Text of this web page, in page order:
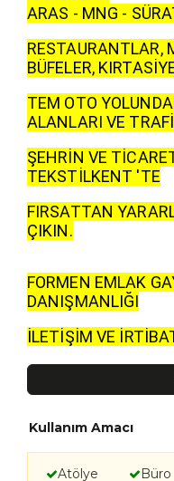
ARAS - MNG -
RESTAURANTLAR,
BÜFELER,
TEM OTO
ALANLARI VE
ŞEHRİN VE
TEKSTİLKENT 'TE
FIRSATTAN
ÇIKIN.
FORMEN EMLAK
DANIŞMANLIĞI
İLETİŞİM VE
Kullanım Amacı
Atölye Büro